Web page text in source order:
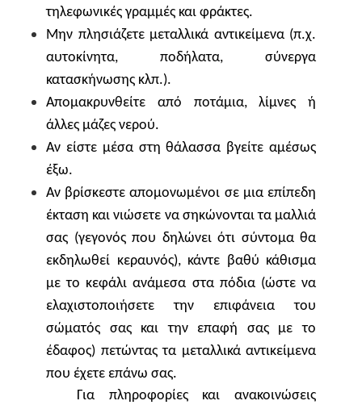
τηλεφωνικές γραμμές και φράκτες.
Μην πλησιάζετε μεταλλικά αντικείμενα (π.χ.
αυτοκίνητα, ποδήλατα, σύνεργα
κατασκήνωσης κλπ.).
Απομακρυνθείτε από ποτάμια, λίμνες ή
άλλες μάζες νερού.
Αν είστε μέσα στη θάλασσα βγείτε αμέσως
έξω.
Αν βρίσκεστε απομονωμένοι σε μια επίπεδη
έκταση και νιώσετε να σηκώνονται τα μαλλιά
σας (γεγονός που δηλώνει ότι σύντομα θα
εκδηλωθεί κεραυνός), κάντε βαθύ κάθισμα
με το κεφάλι ανάμεσα στα πόδια (ώστε να
ελαχιστοποιήσετε την επιφάνεια του
σώματός σας και την επαφή σας με το
έδαφος) πετώντας τα μεταλλικά αντικείμενα
που έχετε επάνω σας.
Για πληροφορίες και ανακοινώσεις